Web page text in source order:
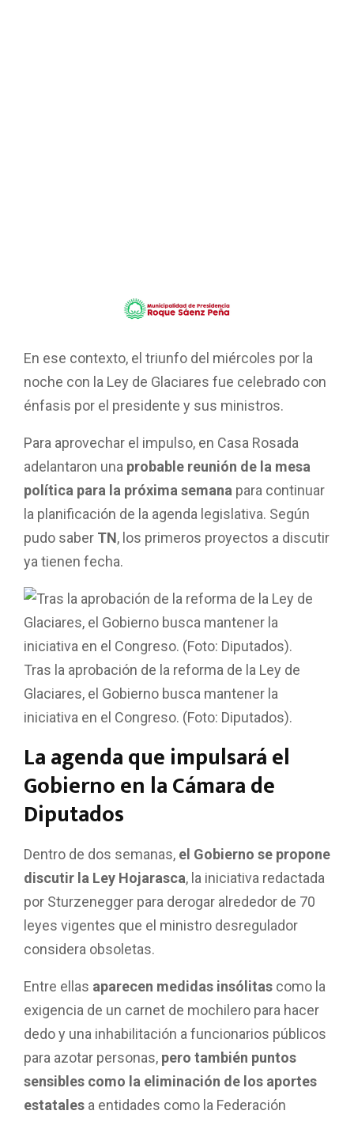
En ese contexto, el triunfo del miércoles por la
noche con la Ley de Glaciares fue celebrado con
énfasis por el presidente y sus ministros.
Para aprovechar el impulso, en Casa Rosada
adelantaron una probable reunión de la mesa
política para la próxima semana para continuar
la planificación de la agenda legislativa. Según
pudo saber TN, los primeros proyectos a discutir
ya tienen fecha.
Tras la aprobación de la reforma de la Ley de
Glaciares, el Gobierno busca mantener la
iniciativa en el Congreso. (Foto: Diputados).
La agenda que impulsará el
Gobierno en la Cámara de
Diputados
Dentro de dos semanas, el Gobierno se propone
discutir la Ley Hojarasca, la iniciativa redactada
por Sturzenegger para derogar alrededor de 70
leyes vigentes que el ministro desregulador
considera obsoletas.
Entre ellas aparecen medidas insólitas como la
exigencia de un carnet de mochilero para hacer
dedo y una inhabilitación a funcionarios públicos
para azotar personas, pero también puntos
sensibles como la eliminación de los aportes
estatales a entidades como la Federación